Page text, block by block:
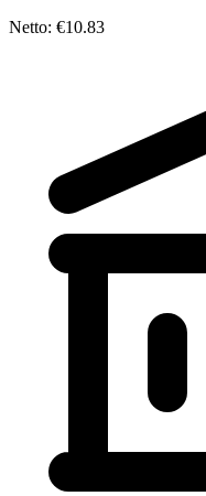
Netto: €10.83